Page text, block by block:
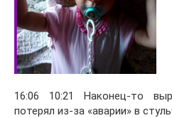
16:06 10:21 Наконец-то
потерял из-за «аварии» в